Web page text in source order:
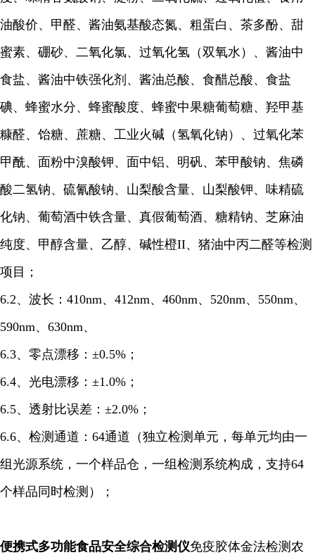
油酸价、甲醛、酱油氨基酸态氮、粗蛋白、茶多酚、甜
蜜素、硼砂、二氧化氯、过氧化氢（双氧水）、酱油中
食盐、酱油中铁强化剂、酱油总酸、食醋总酸、食盐
碘、蜂蜜水分、蜂蜜酸度、蜂蜜中果糖葡萄糖、羟甲基
糠醛、饴糖、蔗糖、工业火碱（氢氧化钠）、过氧化苯
甲酰、面粉中溴酸钾、面中铝、明矾、苯甲酸钠、焦磷
酸二氢钠、硫氰酸钠、山梨酸含量、山梨酸钾、味精硫
化钠、葡萄酒中铁含量、真假葡萄酒、糖精钠、芝麻油
纯度、甲醇含量、乙醇、碱性橙II、猪油中丙二醛等检测
项目；
6.2、波长：410nm、412nm、460nm、520nm、550nm、
590nm、630nm、
6.3、零点漂移：±0.5%；
6.4、光电漂移：±1.0%；
6.5、透射比误差：±2.0%；
6.6、检测通道：64通道（独立检测单元，每单元均由一
组光源系统，一个样品仓，一组检测系统构成，支持64
个样品同时检测）；
便携式多功能食品安全综合检测仪免疫胶体金法检测农